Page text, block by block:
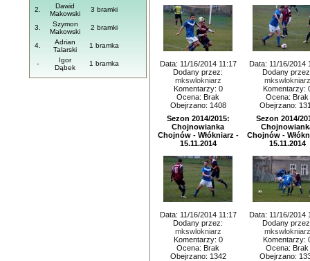
2.
Dawid
Makowski
3 bramki
3.
Szymon
Makowski
2 bramki
4.
Adrian
Talarski
1 bramka
-
Igor
Dąbek
1 bramka
Data: 11/16/2014 11:17
Dodany przez:
mkswlokniarz
Komentarzy: 0
Ocena: Brak
Obejrzano: 1408
Data: 11/16/2014
Dodany
mkswlokniarz
Komentarzy:
Ocena: Brak
Obejrzano:
Sezon 2014/2015:
Chojnowianka
Chojnów - Włókniarz -
15.11.2014
Data: 11/16/2014 11:17
Dodany przez:
mkswlokniarz
Komentarzy: 0
Ocena: Brak
Obejrzano: 1342
Sezon 2014/
Chojnów -
15.11.2014
Data: 11/16/2014
Dodany
mkswlokniarz
Komentarzy:
Ocena: Brak
Obejrzano: